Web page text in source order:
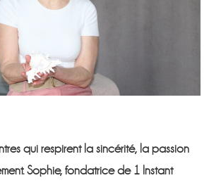
CHAUD
AUTREMENT
À
MARCELCAVE
qui respirent la sincérité, la passion
Sophie, fondatrice de 1 Instant